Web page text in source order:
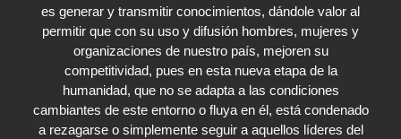
es generar y transmitir conocimientos, dándole valor al
permitir que con su uso y difusión hombres, mujeres y
organizaciones de nuestro país, mejoren su
competitividad, pues en esta nueva etapa de la
humanidad, que no se adapta a las condiciones
cambiantes de este entorno o fluya en él, está condenado
a rezagarse o simplemente seguir a aquellos líderes del